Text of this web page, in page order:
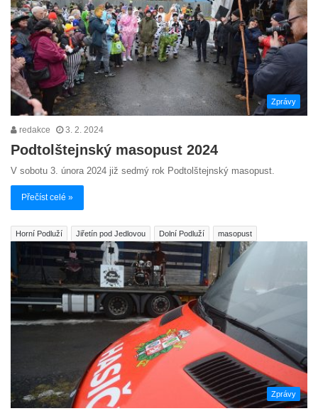
Zprávy
redakce 3. 2. 2024
Podtolštejnský masopust 2024
V sobotu 3. února 2024 již sedmý rok Podtolštejnský masopust.
Přečíst celé »
Horní Podluží Jiřetín pod Jedlovou Dolní Podluží masopust
Zprávy